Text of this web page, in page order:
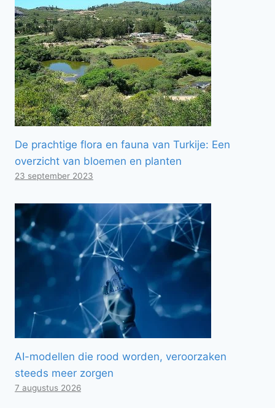
De prachtige flora en fauna van Turkije: Een
overzicht van bloemen en planten
23 september 2023
AI-modellen die rood worden, veroorzaken
steeds meer zorgen
7 augustus 2026